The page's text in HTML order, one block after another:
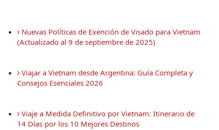
Nuevas Políticas de Exención de Visado para Vietnam
(Actualizado al 9 de septiembre de 2025)
Viajar a Vietnam desde Argentina: Guía Completa y
Consejos Esenciales 2026
Viaje a Medida Definitivo por Vietnam: Itinerario de
14 Días por los 10 Mejores Destinos